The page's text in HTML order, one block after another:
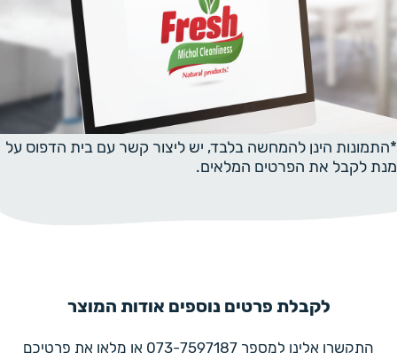
*התמונות הינן להמחשה בלבד, יש ליצור קשר עם בית הדפוס על
מנת לקבל את הפרטים המלאים.
לקבלת פרטים נוספים אודות המוצר
התקשרו אלינו למספר 073-7597187 או מלאו את פרטיכם